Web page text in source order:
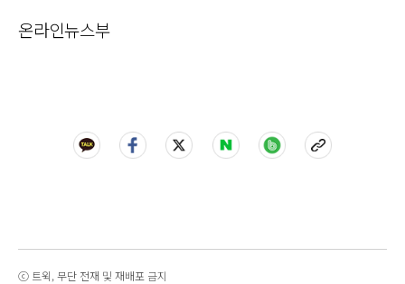
온라인뉴스부
ⓒ 트윅, 무단 전재 및 재배포 금지